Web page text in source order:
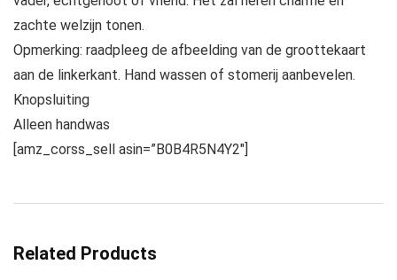
zachte welzijn tonen.
Opmerking: raadpleeg de afbeelding van de groottekaart
aan de linkerkant. Hand wassen of stomerij aanbevelen.
Knopsluiting
Alleen handwas
[amz_corss_sell asin=”B0B4R5N4Y2″]
Related Products